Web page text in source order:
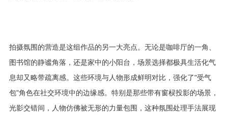
拍摄氛围的营造是这组作品的另一大亮点。无论是咖啡厅的一角、
图书馆的静谧角落，还是家中的小阳台，场景选择都极具生活化气
息却又略带疏离感。这些环境与人物形成鲜明对比，强化了"受气
包"角色在社交环境中的边缘感。特别是那些带有窗棂投影的场景，
光影交错间，人物仿佛被无形的力量包围，这种氛围处理手法展现